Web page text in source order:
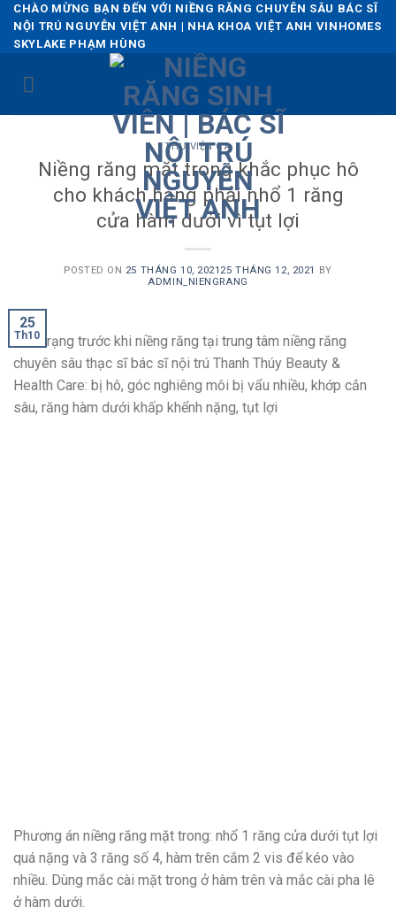
Skip
content
CHÀO MỪNG BẠN ĐẾN VỚI NIỀNG RĂNG CHUYÊN SÂU BÁC SĨ
NỘI TRÚ NGUYỄN VIỆT ANH | NHA KHOA VIỆT ANH VINHOMES
SKYLAKE PHẠM HÙNG
THƯ VIỆN CA
Niềng răng mặt trong khắc phục hô
cho khách hàng phải nhổ 1 răng
cửa hàm dưới vì tụt lợi
POSTED ON 25 THÁNG 10, 2021 25 THÁNG 12, 2021
BY
ADMIN_NIENGRANG
25
Th10
Tình trạng trước khi niềng răng tại trung tâm niềng răng
chuyên sâu thạc sĩ bác sĩ nội trú Thanh Thúy Beauty &
Health Care: bị hô, góc nghiêng môi bị vẩu nhiều, khớp cắn
sâu, răng hàm dưới khấp khểnh nặng, tụt lợi
Phương án niềng răng mặt trong: nhổ 1 răng cửa dưới tụt lợi
quá nặng và 3 răng số 4, hàm trên cắm 2 vis để kéo vào
nhiều. Dùng mắc cài mặt trong ở hàm trên và mắc cài pha lê
ở hàm dưới.